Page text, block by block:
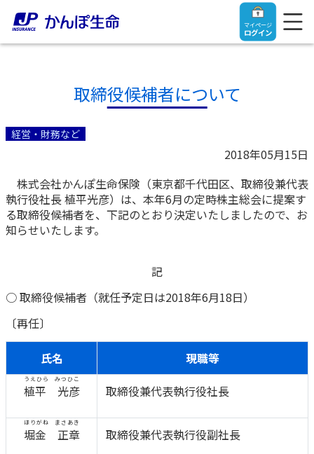
マイページ
ログイン
トップ
ご契約者さま
入院保険金・手術保険金のご請求
お手続き一覧
きっかけ・できごとから探す
保険をご検討中のお客さま
終身保険
養老保険
定期保険
長寿支援保険
【まずはご相談ください】企業経営でお悩みの方はこ
法人のお客さま向け商品一覧
目的から探す
お役立ち情報
かんぽ生命の団体取扱い
法人向け資料請求
お役立ち情報
かんぽのLifeサポートナビ
かんぽ生命について
よくあるご質問
お問い合わせ
取締役候補者について
経営・財務など
2018年05月15日
株式会社かんぽ生命保険（東京都千代田区、取締役兼代表
執行役社長 植平光彦）は、本年6月の定時株主総会に提案す
る取締役候補者を、下記のとおり決定いたしましたので、お
知らせいたします。
記
○ 取締役候補者（就任予定日は2018年6月18日）
〔再任〕
氏名
現職等
植平 光彦
うえひら みつひこ
取締役兼代表執行役社長
堀金 正章
ほりがね まさあき
取締役兼代表執行役副社長